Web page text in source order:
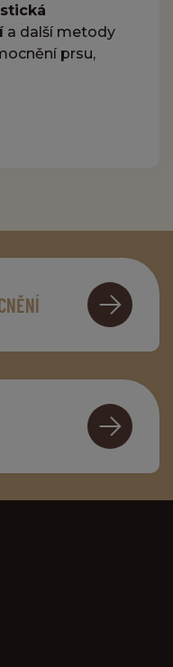
a další metody
prsu,